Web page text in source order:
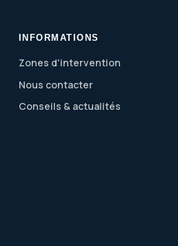
INFORMATIONS
Zones d'intervention
Nous contacter
Conseils & actualités